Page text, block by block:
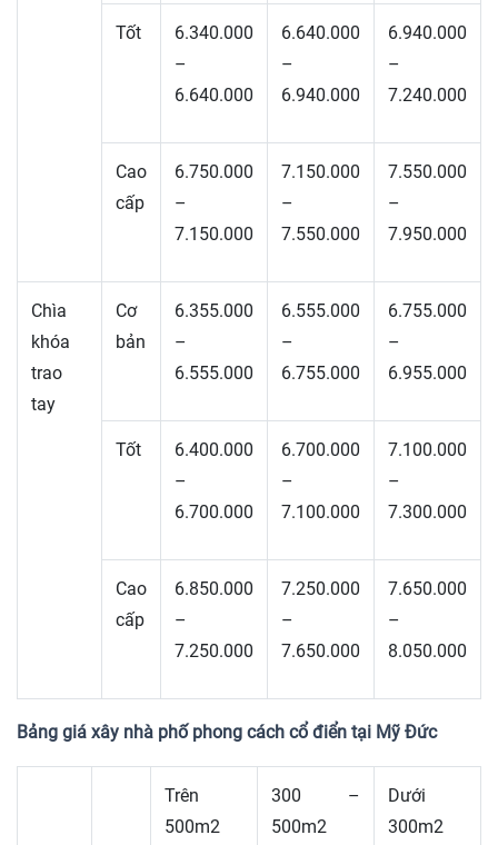
Tốt
6.340.000
–
6.640.000
6.640.000
–
6.940.000
6.940.000
–
7.240.000
Cao
cấp
6.750.000
–
7.150.000
7.150.000
–
7.550.000
7.550.000
–
7.950.000
Chìa
khóa
trao
tay
Cơ
bản
6.355.000
–
6.555.000
6.555.000
–
6.755.000
6.755.000
–
6.955.000
Tốt
6.400.000
–
6.700.000
6.700.000
–
7.100.000
7.100.000
–
7.300.000
Cao
cấp
6.850.000
–
7.250.000
7.250.000
–
7.650.000
7.650.000
–
8.050.000
Bảng giá xây nhà phố phong cách cổ điển tại Mỹ Đức
Trên
500m2
300 –
500m2
Dưới
300m2